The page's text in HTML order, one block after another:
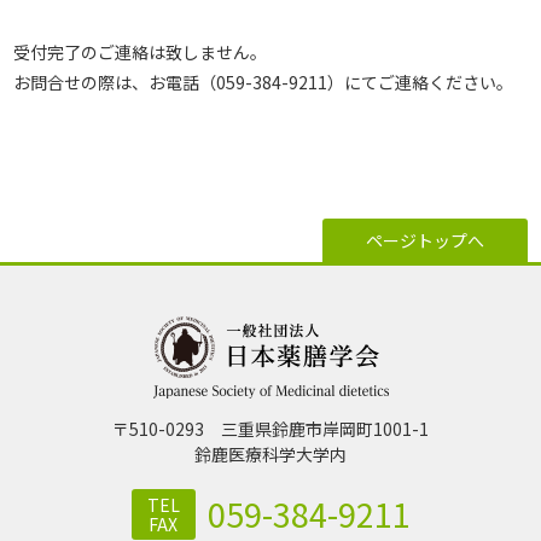
受付完了のご連絡は致しません。
お問合せの際は、お電話（059-384-9211）にてご連絡ください。
ページトップへ
〒510-0293 三重県鈴鹿市岸岡町1001-1
鈴⿅医療科学⼤学内
TEL
FAX
059-384-9211